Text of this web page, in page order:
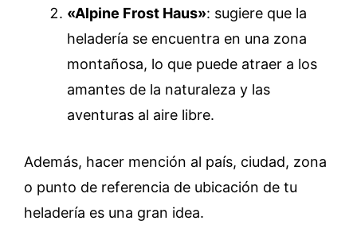
«Alpine Frost Haus»: sugiere que la
heladería se encuentra en una zona
montañosa, lo que puede atraer a los
amantes de la naturaleza y las
aventuras al aire libre.
Además, hacer mención al país, ciudad, zona
o punto de referencia de ubicación de tu
heladería es una gran idea.